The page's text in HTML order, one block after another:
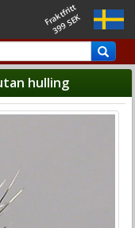
Fraktfritt
399 SEK
hulling